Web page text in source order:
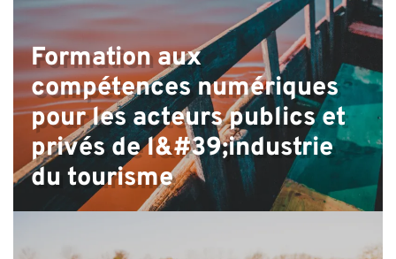
Formation aux
compétences numériques
pour les acteurs publics et
privés de l&#39;industrie
du tourisme